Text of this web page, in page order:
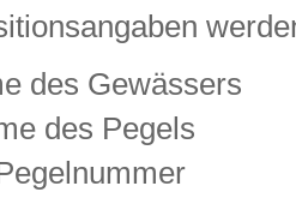
des Gewässers
des Pegels